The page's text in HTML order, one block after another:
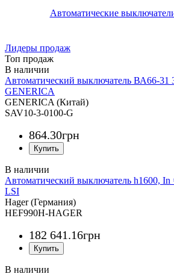
Автоматические
Лидеры продаж
Топ продаж
Автоматический выключатель ВА66-31
GENERICA
GENERICA (Китай)
SAV10-3-0100-G
864.30грн
Автоматический выключатель h1600,
LSI
Hager (Германия)
HEF990H-HAGER
182 641.16грн